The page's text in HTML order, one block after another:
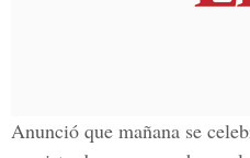
Anunció que mañana se